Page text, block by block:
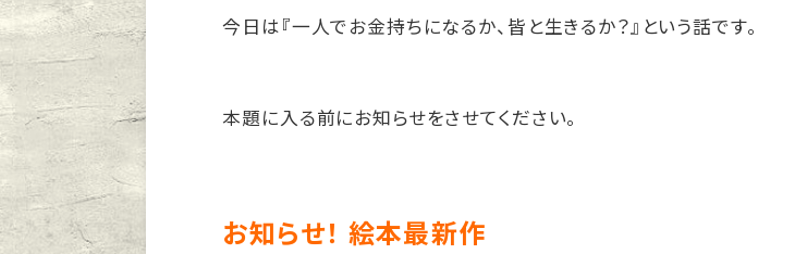
今日は『一人でお金持ちになるか、皆と生きるか？』という話です。
本題に入る前にお知らせをさせてください。
お知らせ！ 絵本最新作